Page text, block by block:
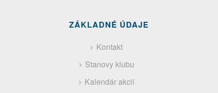
ZÁKLADNÉ ÚDAJE
Kontakt
Stanovy klubu
Kalendár akcií